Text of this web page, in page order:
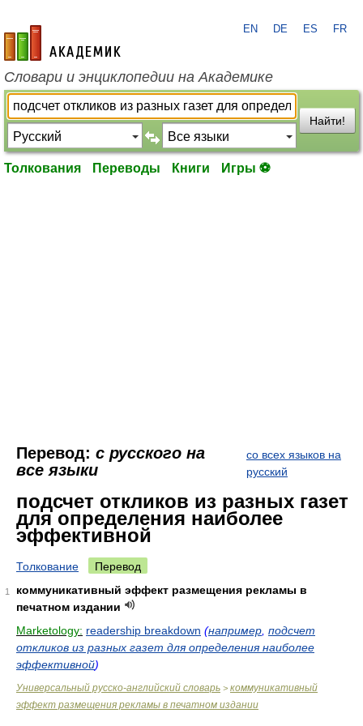
academic.ru
EN DE ES FR
Словари и энциклопедии на Академике
Найти!
Толкования Переводы Книги Игры ⚽
Перевод: с русского на
все языки
со всех языков на
русский
подсчет откликов из разных газет
для определения наиболее
эффективной
Толкование Перевод
1
коммуникативный эффект размещения рекламы в
печатном издании
Marketology: readership breakdown (например подсчет
откликов из разных газет для определения наиболее
эффективной)
Универсальный русско-английский словарь > коммуникативный
эффект размещения рекламы в печатном издании